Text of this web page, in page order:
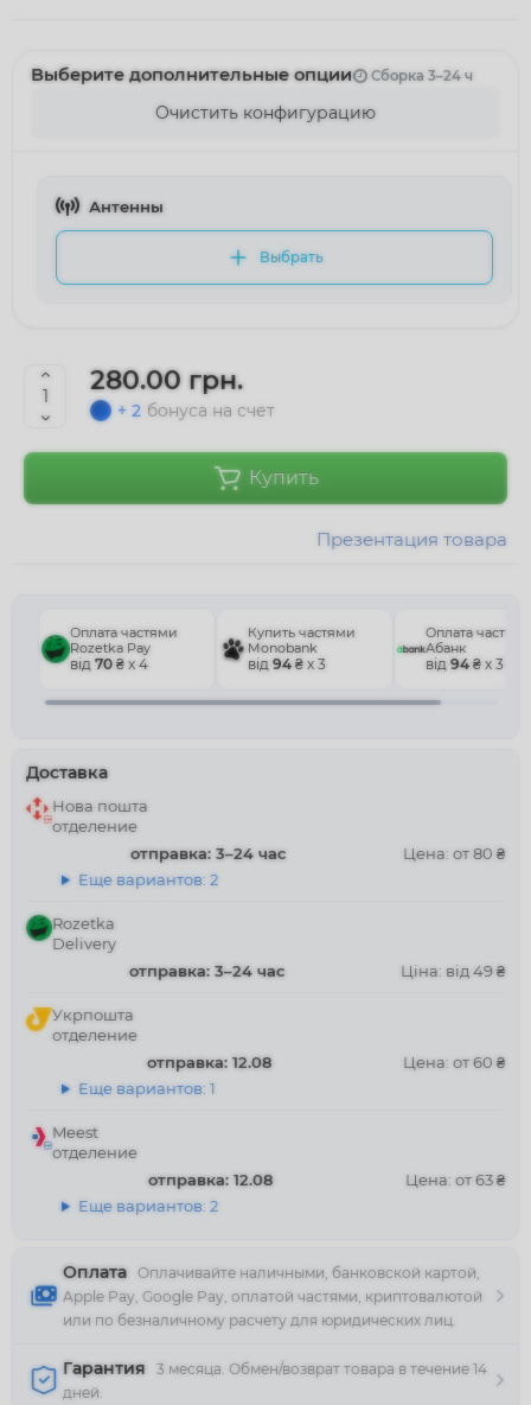
Выберите дополнительные опции Сборка 3–24 ч
Очистить конфигурацию
Антенны
Выбрать
280.00 грн.
+ 2 бонуса на счет
Купить
Презентация товара
Оплата
Оплачивайте наличными, банковской картой,
Apple Pay, Google Pay, оплатой частями, криптовалютой
или по безналичному расчету для юридических лиц.
Оплата частями
Rozetka Pay
від 70 ₴ x 4
Купить частями
Monobank
від 94 ₴ x 3
Оплата
Абанк
від 94 ₴ x 3
Доставка
Нова пошта
отделение
отправка: 3–24 час
Цена: от 80 ₴
Еще вариантов: 2
Rozetka
Delivery
отправка: 3–24 час
Ціна: від 49 ₴
Укрпошта
отделение
отправка: 12.08
Цена: от 60 ₴
Еще вариантов: 1
Meest
отделение
отправка: 12.08
Цена: от 63 ₴
Еще вариантов: 2
Гарантия 3 месяца. Обмен/возврат товара в течение 14
дней.